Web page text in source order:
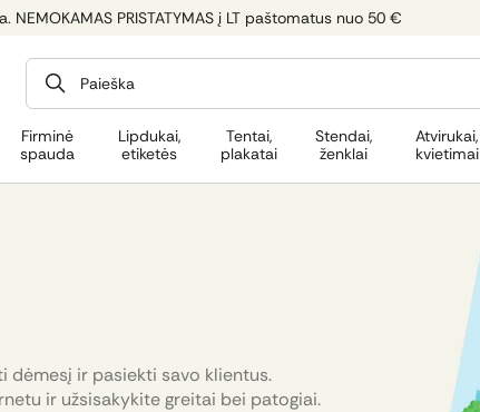
PRISTATYMAS į LT paštomatus nuo 50 €
Paieška
Firminė
spauda
Lipdukai,
etiketės
Tentai,
plakatai
Stendai,
ženklai
Atvirukai,
kvietimai
dėmesį ir pasiekti savo klientus.
ir užsisakykite greitai bei patogiai.